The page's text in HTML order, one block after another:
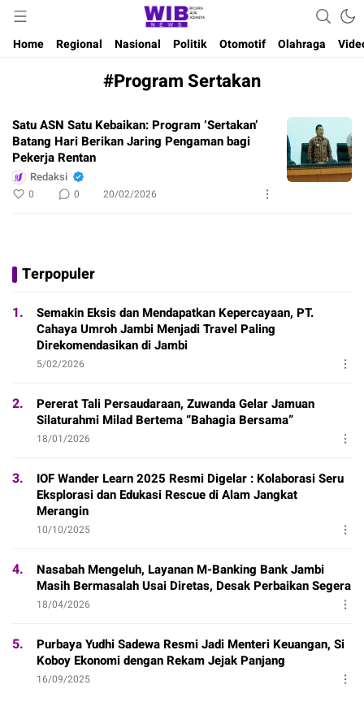
Wibnews
Waktu Indonesia Bicara
Home
Regional Nasional Politik Otomotif Olahraga
#Program Sertakan
Satu ASN Satu Kebaikan: Program ‘Sertakan’
Batang Hari Berikan Jaring Pengaman bagi
Pekerja Rentan
Redaksi
0 0 20/02/2026
Terpopuler
1.
Semakin Eksis dan Mendapatkan Kepercayaan, PT.
Cahaya Umroh Jambi Menjadi Travel Paling
Direkomendasikan di Jambi
5/02/2026
2.
Pererat Tali Persaudaraan, Zuwanda Gelar Jamuan
Silaturahmi Milad Bertema “Bahagia Bersama”
18/01/2026
3.
IOF Wander Learn 2025 Resmi Digelar : Kolaborasi Seru
Eksplorasi dan Edukasi Rescue di Alam Jangkat
Merangin
10/10/2025
4.
Nasabah Mengeluh, Layanan M-Banking Bank Jambi
Masih Bermasalah Usai Diretas, Desak Perbaikan Segera
18/04/2026
5.
Purbaya Yudhi Sadewa Resmi Jadi Menteri Keuangan, Si
Koboy Ekonomi dengan Rekam Jejak Panjang
16/09/2025